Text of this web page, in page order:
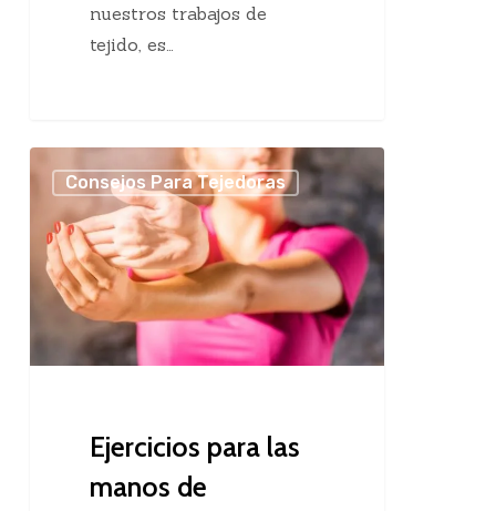
nuestros trabajos de
tejido, es…
para
las
manos
tejedoras
Consejos Para Tejedoras
Ejercicios para las
manos de